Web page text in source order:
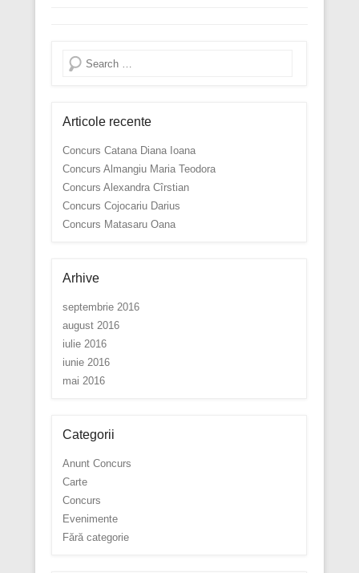
Search
Articole recente
Concurs Catana Diana Ioana
Concurs Almangiu Maria Teodora
Concurs Alexandra Cîrstian
Concurs Cojocariu Darius
Concurs Matasaru Oana
Arhive
septembrie 2016
august 2016
iulie 2016
iunie 2016
mai 2016
Categorii
Anunt Concurs
Carte
Concurs
Evenimente
Fără categorie